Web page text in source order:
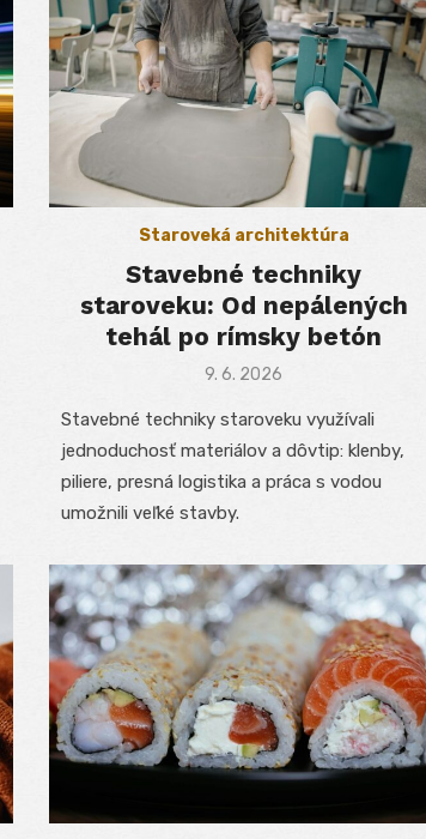
Staroveká architektúra
Stavebné techniky
staroveku: Od nepálených
tehál po rímsky betón
Posted
9. 6. 2026
Stavebné techniky staroveku využívali
jednoduchosť materiálov a dôvtip: klenby,
piliere, presná logistika a práca s vodou
umožnili veľké stavby.